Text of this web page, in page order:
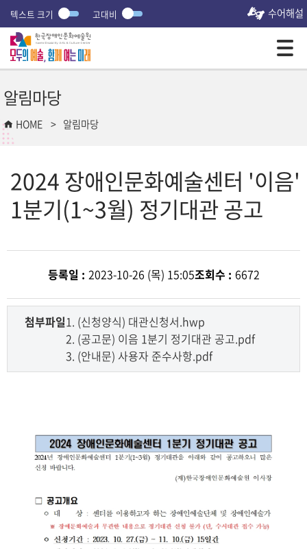
텍스트 크기 고대비 수어해설
알림마당
HOME 알림마당
2024 장애인문화예술센터 '이음'
1분기(1~3월) 정기대관 공고
등록일 : 2023-10-26 (목) 15:05조회수 : 6672
첨부파일1. (신청양식) 대관신청서.hwp
2. (공고문) 이음 1분기 정기대관 공고.pdf
3. (안내문) 사용자 준수사항.pdf